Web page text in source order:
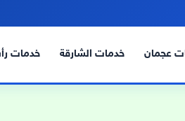
عجمان خدمات الشارقة خدمات